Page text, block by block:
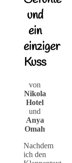
und
ein
einziger
Kuss
von
Nikola
Hotel
und
Anya
Omah
Nachdem
ich den